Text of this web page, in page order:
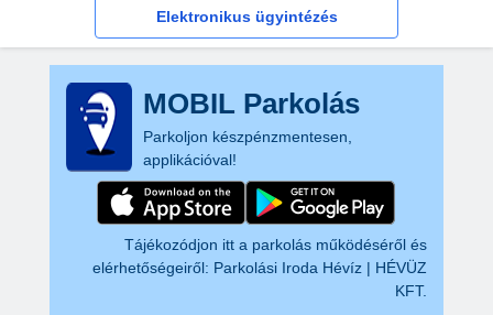
Elektronikus ügyintézés
MOBIL Parkolás
Parkoljon készpénzmentesen,
applikációval!
Tájékozódjon itt a parkolás működéséről és
elérhetőségeiről: Parkolási Iroda Hévíz | HÉVÜZ
KFT.